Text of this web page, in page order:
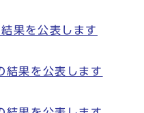
果を公表します
結果を公表します